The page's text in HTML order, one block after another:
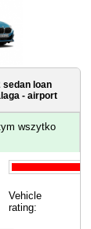
sedan loan
- airport
wszytko
Vehicle
rating: